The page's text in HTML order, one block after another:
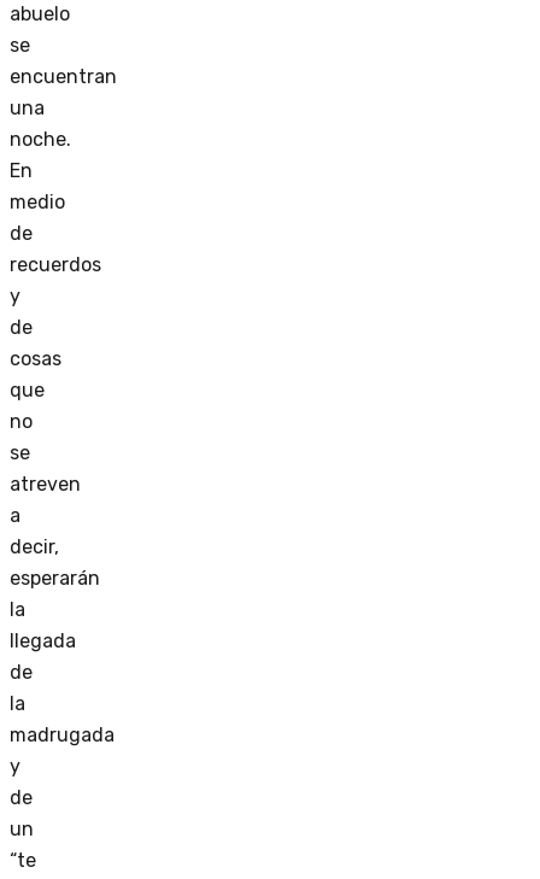
abuelo
se
encuentran
una
noche.
En
medio
de
recuerdos
y
de
cosas
que
no
se
atreven
a
decir,
esperarán
la
llegada
de
la
madrugada
y
de
un
“te